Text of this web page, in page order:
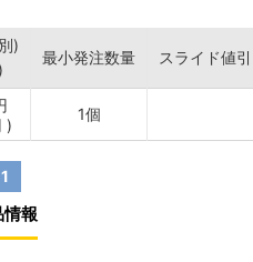
)
最小発注数量 スライド値引
)
1個
1
報